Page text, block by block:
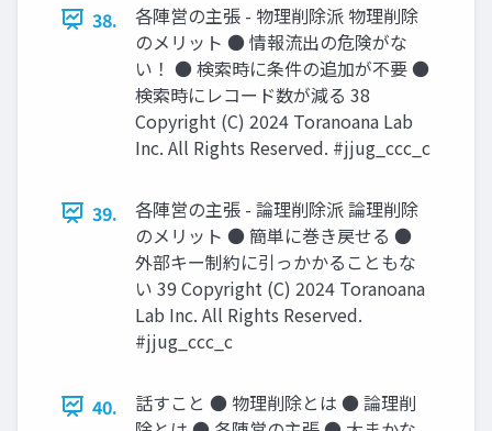
38.
各陣営の主張 - 物理削除派 物理削除
のメリット ● 情報流出の危険がな
い！ ● 検索時に条件の追加が不要 ●
検索時にレコード数が減る 38
Copyright (C) 2024 Toranoana Lab
Inc. All Rights Reserved. #jjug_ccc_c
39.
各陣営の主張 - 論理削除派 論理削除
のメリット ● 簡単に巻き戻せる ●
外部キー制約に引っかかることもな
い 39 Copyright (C) 2024 Toranoana
Lab Inc. All Rights Reserved.
#jjug_ccc_c
40.
話すこと ● 物理削除とは ● 論理削